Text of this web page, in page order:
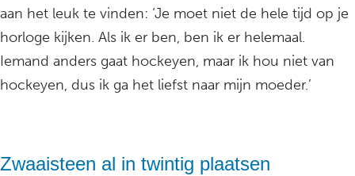
aan het leuk te vinden: ‘Je moet niet de hele tijd op je
horloge kijken. Als ik er ben, ben ik er helemaal.
Iemand anders gaat hockeyen, maar ik hou niet van
hockeyen, dus ik ga het liefst naar mijn moeder.’
Zwaaisteen al in twintig plaatsen